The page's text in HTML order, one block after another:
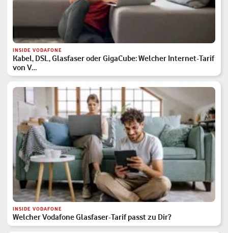
INSIDE VODAFONE
Kabel, DSL, Glasfaser oder GigaCube: Welcher Internet-Tarif
von V…
INSIDE VODAFONE
Welcher Vodafone Glasfaser-Tarif passt zu Dir?